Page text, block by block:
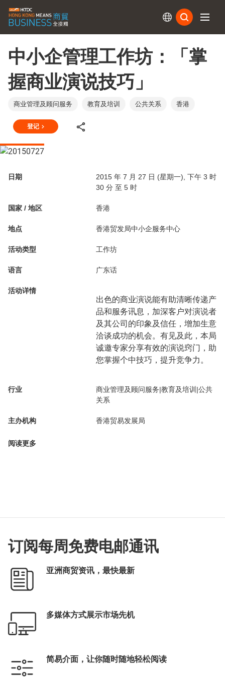
中小企管理工作坊：「掌
握商业演说技巧」
商业管理及顾问服务 教育及培训 公共关系 香港
登记
日期
2015 年 7 月 27 日 (星期一), 下午 3 时
30 分 至 5 时
国家 / 地区 香港
地点 香港贸发局中小企服务中心
活动类型 工作坊
语言 广东话
活动详情
出色的商业演说能有助清晰传递产
品和服务讯息，加深客户对演说者
及其公司的印象及信任，增加生意
洽谈成功的机会。有见及此，本局
诚邀专家分享有效的演说窍门，助
您掌握个中技巧，提升竞争力。
行业
商业管理及顾问服务|教育及培训|公共
关系
主办机构 香港贸易发展局
阅读更多
订阅每周免费电邮通讯
亚洲商贸资讯，最快最新
多媒体方式展示市场先机
简易介面，让你随时随地轻松阅读